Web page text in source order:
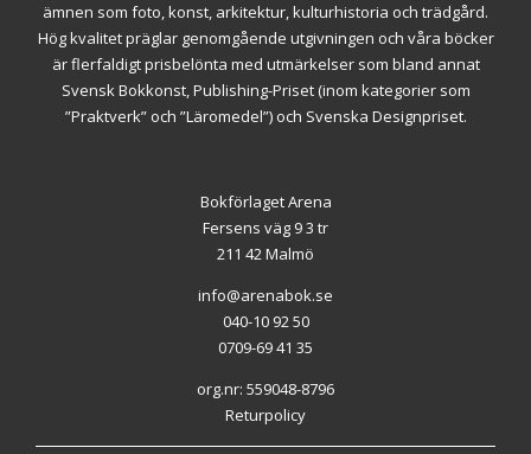
ämnen som foto, konst, arkitektur, kulturhistoria och trädgård.
Hög kvalitet präglar genomgående utgivningen och våra böcker
är flerfaldigt prisbelönta med utmärkelser som bland annat
Svensk Bokkonst, Publishing-Priset (inom kategorier som
”Praktverk” och ”Läromedel”) och Svenska Designpriset.
Bokförlaget Arena
Fersens väg 9 3 tr
211 42 Malmö
info@arenabok.se
040-10 92 50
0709-69 41 35
org.nr: 559048-8796
Returpolicy